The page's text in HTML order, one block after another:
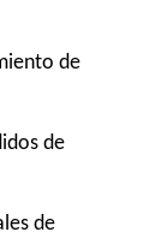
de
de
de